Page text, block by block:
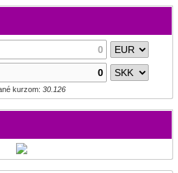
kurzom: 30.126